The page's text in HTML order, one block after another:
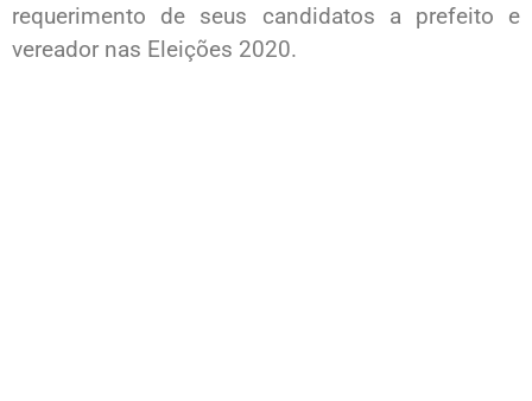
requerimento de seus candidatos a prefeito e
vereador nas Eleições 2020.